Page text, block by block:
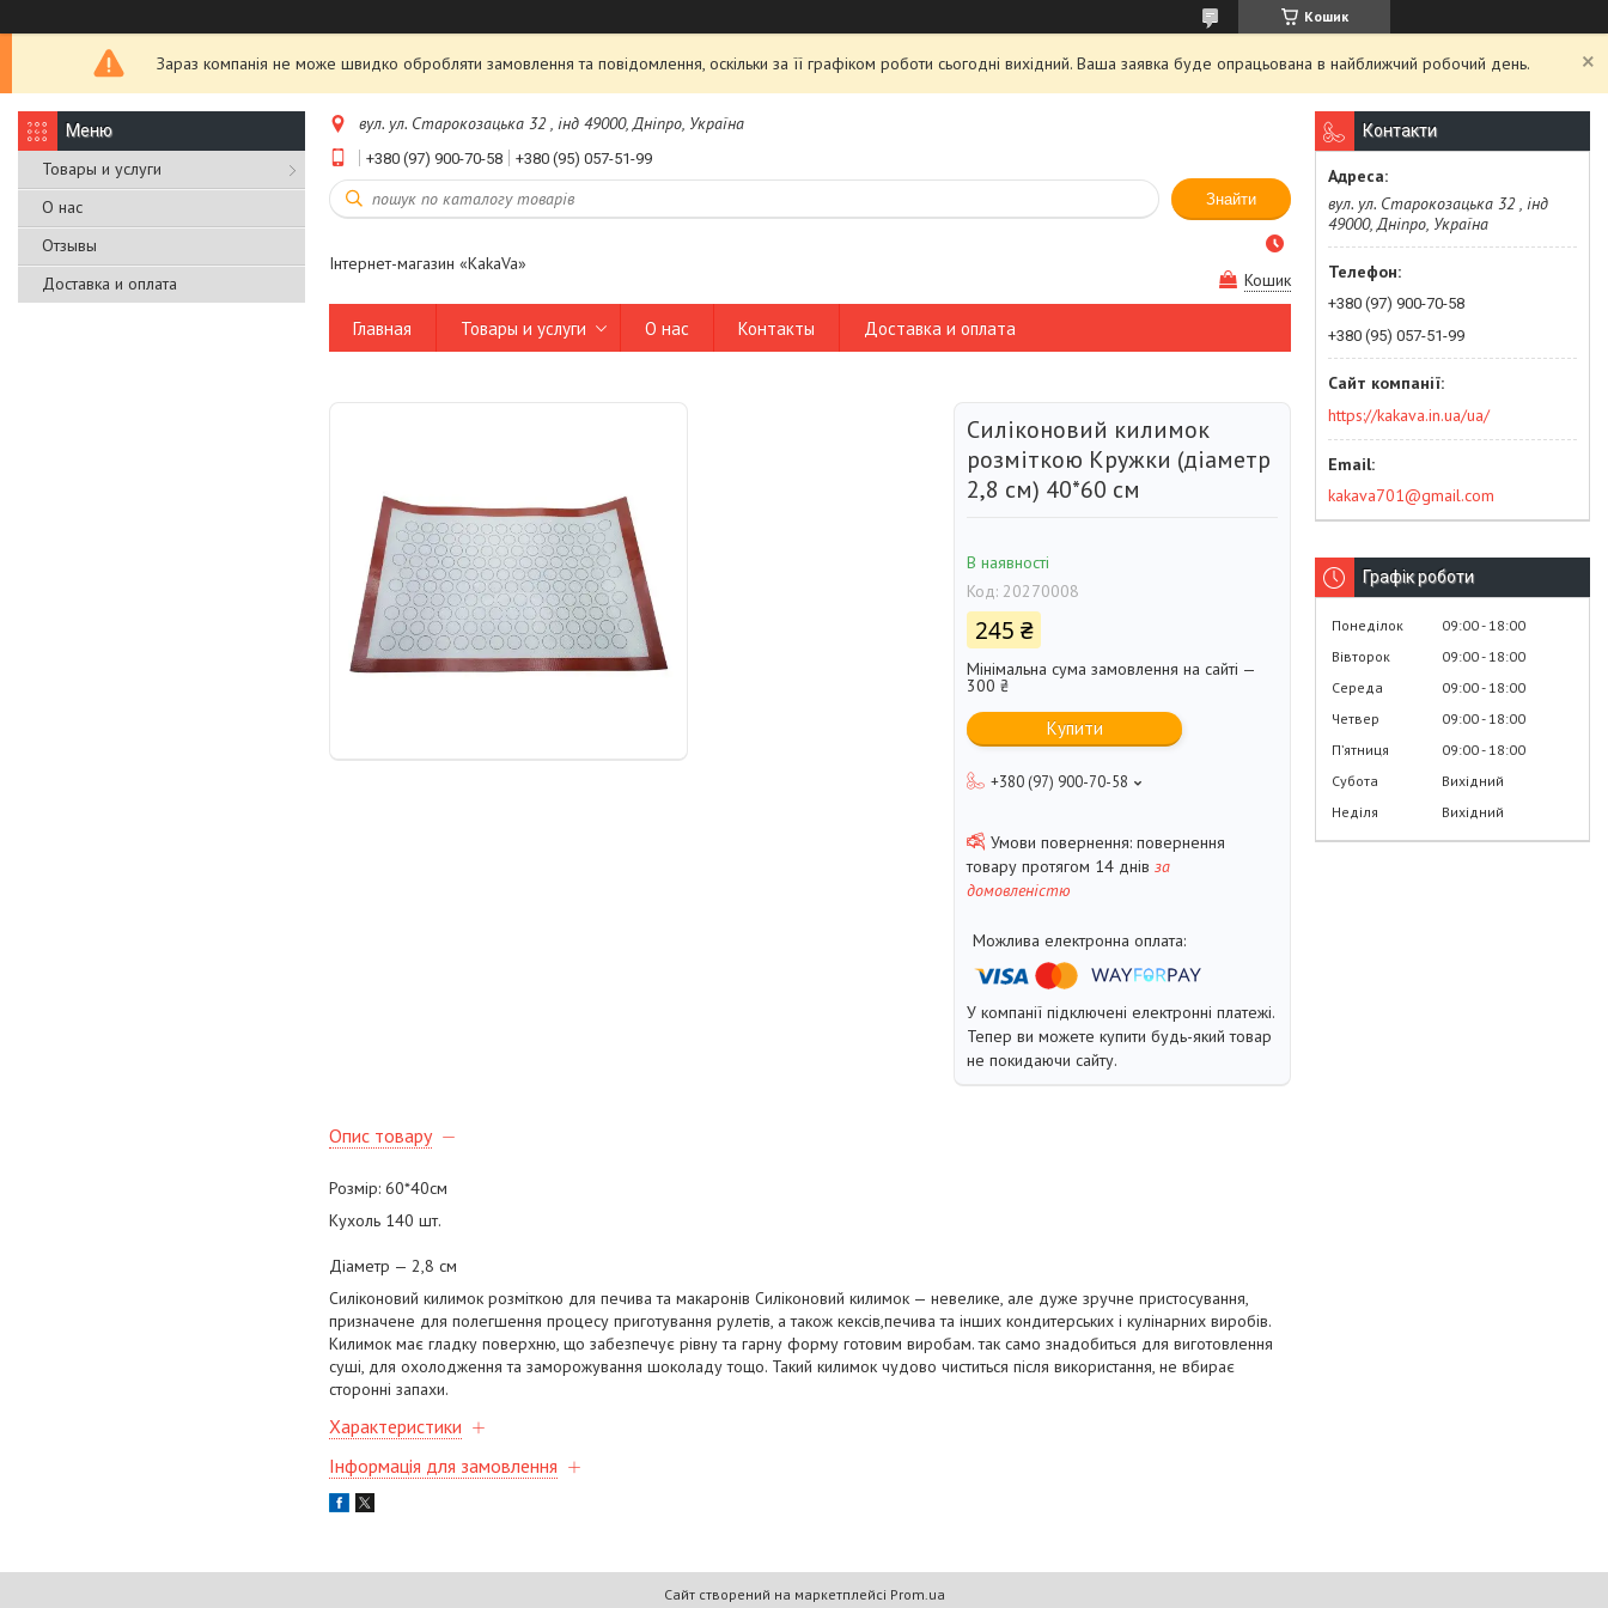
Кошик
Зараз компанія не може швидко обробляти замовлення та повідомлення, оскільки за її графіком роботи сьогодні вихідний. Ваша заявка буде опрацьована в найближчий робочий день.
Товары и услуги
О нас
Отзывы
Доставка и оплата
вул. ул. Старокозацька 32 , інд 49000, Дніпро, Україна
+380 (97) 900-70-58 +380 (95) 057-51-99
Знайти
Інтернет-магазин «KakaVa»
Кошик
Главная Товары и услуги О нас Контакты Доставка и оплата
Силіконовий килимок
розміткою Кружки (діаметр
2,8 см) 40*60 см
В наявності
Код: 20270008
245 ₴
Мінімальна сума замовлення на сайті —
300 ₴
Купити
+380 (97) 900-70-58
повернення
товару протягом 14 днів за
домовленістю
У компанії підключені електронні платежі.
Тепер ви можете купити будь-який товар
не покидаючи сайту.
Опис товару
Розмір: 60*40см
Кухоль 140 шт.
Діаметр — 2,8 см
Силіконовий килимок розміткою для печива та макаронів Силіконовий килимок — невелике, але дуже зручне пристосування,
призначене для полегшення процесу приготування рулетів, а також кексів,печива та інших кондитерських і кулінарних виробів.
Килимок має гладку поверхню, що забезпечує рівну та гарну форму готовим виробам. так само знадобиться для виготовлення
суші, для охолодження та заморожування шоколаду тощо. Такий килимок чудово чиститься після використання, не вбирає
сторонні запахи.
Характеристики
Інформація для замовлення
Контакти
вул. ул. Старокозацька 32 , інд
49000, Дніпро, Україна
+380 (97) 900-70-58
+380 (95) 057-51-99
https://kakava.in.ua/ua/
kakava701@gmail.com
Графік роботи
Понеділок 09:00 18:00
Вівторок
09:00 18:00
Середа
09:00 18:00
Четвер
09:00 18:00
Пʼятниця
09:00 18:00
Субота
Вихідний
Неділя
Вихідний
Сайт створений на маркетплейсі Prom.ua